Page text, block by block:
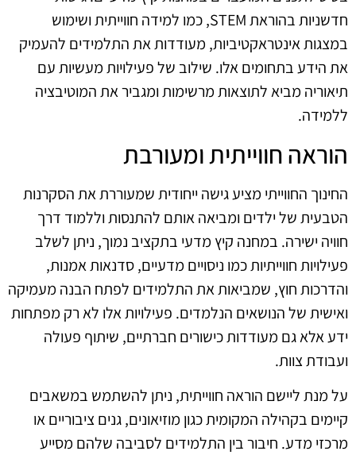
חדשניות בהוראת STEM, כמו למידה חווייתית ושימוש
במצגות אינטראקטיביות, מעודדות את התלמידים להעמיק
את הידע בתחומים אלו. שילוב של פעילויות מעשיות עם
תיאוריה מביא לתוצאות מרשימות ומגביר את המוטיבציה
ללמידה.
הוראה חווייתית ומעורבת
החינוך החווייתי מציע גישה ייחודית שמעוררת את הסקרנות
הטבעית של ילדים ומביאה אותם להתנסות וללמוד דרך
חוויה ישירה. במחנה קיץ מדעי בתקציב נמוך, ניתן לשלב
פעילויות חווייתיות כמו ניסויים מדעיים, סדנאות אמנות,
והדרכות חוץ, שמביאות את התלמידים לפתח הבנה מעמיקה
ואישית של הנושאים הנלמדים. פעילויות אלו לא רק מפתחות
ידע אלא גם מעודדות כישורים חברתיים, שיתוף פעולה
ועבודת צוות.
על מנת ליישם הוראה חווייתית, ניתן להשתמש במשאבים
קיימים בקהילה המקומית כגון מוזיאונים, גנים ציבוריים או
מרכזי מדע. חיבור בין התלמידים לסביבה שלהם מסייע